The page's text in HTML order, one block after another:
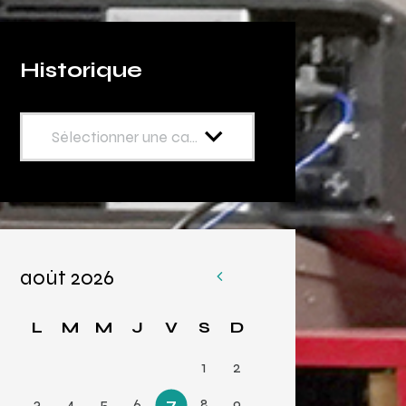
Historique
août 2026
L M M J V S D
1
2
«